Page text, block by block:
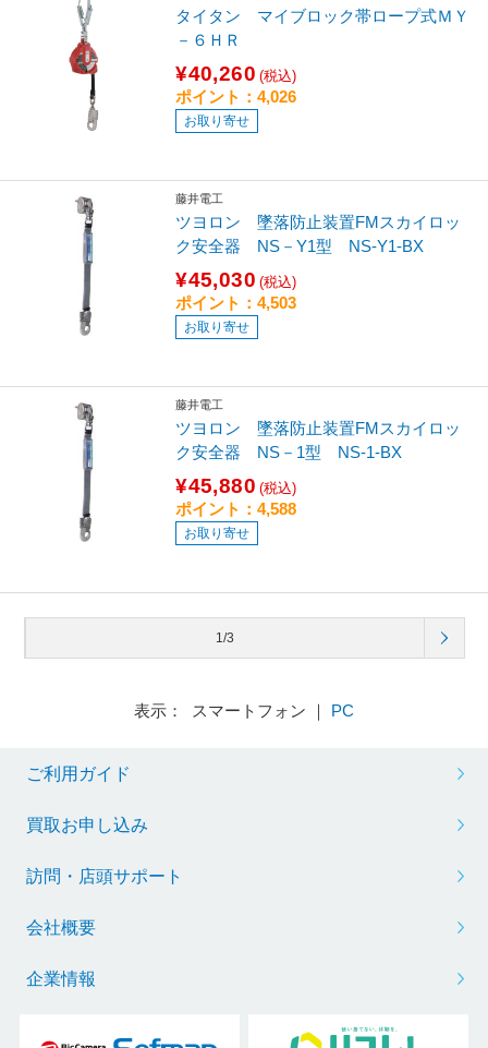
タイタン マイブロック帯ロープ式ＭＹ
－６ＨＲ
¥40,260 (税込)
ポイント：4,026
お取り寄せ
藤井電工
ツヨロン 墜落防止装置FMスカイロッ
ク安全器 NS－Y1型 NS-Y1-BX
¥45,030 (税込)
ポイント：4,503
お取り寄せ
藤井電工
ツヨロン 墜落防止装置FMスカイロッ
ク安全器 NS－1型 NS-1-BX
¥45,880 (税込)
ポイント：4,588
お取り寄せ
1/3
表示： スマートフォン ｜ PC
ご利用ガイド
買取お申し込み
訪問・店頭サポート
会社概要
企業情報